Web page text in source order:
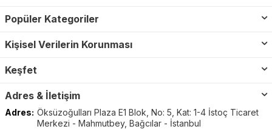
Popüler Kategoriler
Kişisel Verilerin Korunması
Keşfet
Adres & İletişim
Adres: Öksüzoğulları Plaza E1 Blok, No: 5, Kat: 1-4 İstoç Ticaret
Merkezi - Mahmutbey, Bağcılar - İstanbul